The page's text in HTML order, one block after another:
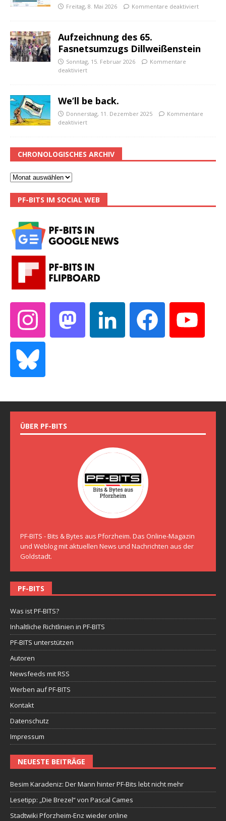
Freitag, 8. Mai 2026 Kommentare deaktiviert
Aufzeichnung des 65.
Fasnetsumzugs Dillweißenstein
Sonntag, 15. Februar 2026
Kommentare
deaktiviert
We’ll be back.
Donnerstag, 11. Dezember 2025
Kommentare
deaktiviert
CHRONOLOGISCHES ARCHIV
PF-BITS IM SOCIAL WEB
ÜBER PF-BITS
PF-BITS - Bits & Bytes aus Pforzheim. Das Online-Magazin
und Weblog mit aktuellen News und Nachrichten aus der
Goldstadt.
PF-BITS
Was ist PF-BITS?
Inhaltliche Richtlinien in PF-BITS
PF-BITS unterstützen
Autoren
Newsfeeds mit RSS
Werben auf PF-BITS
Kontakt
Datenschutz
Impressum
NEUESTE BEITRÄGE
Besim Karadeniz: Der Mann hinter PF-Bits lebt nicht mehr
Lesetipp: „Die Brezel“ von Pascal Cames
Stadtwiki Pforzheim-Enz wieder online